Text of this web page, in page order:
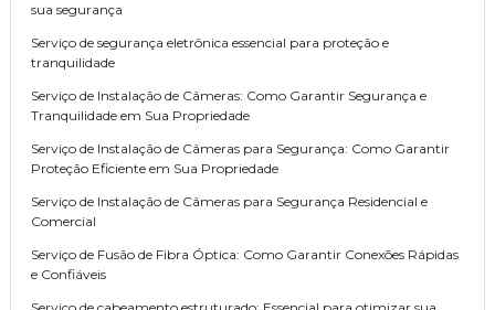
sua segurança
Serviço de segurança eletrônica essencial para proteção e
tranquilidade
Serviço de Instalação de Câmeras: Como Garantir Segurança e
Tranquilidade em Sua Propriedade
Serviço de Instalação de Câmeras para Segurança: Como Garantir
Proteção Eficiente em Sua Propriedade
Serviço de Instalação de Câmeras para Segurança Residencial e
Comercial
Serviço de Fusão de Fibra Óptica: Como Garantir Conexões Rápidas
e Confiáveis